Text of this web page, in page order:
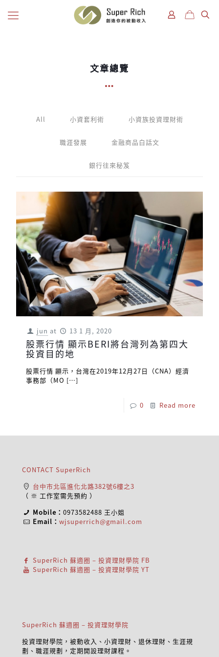
文章總覽
All 小資套利術 小資族投資理財術
職涯發展 金融商品白話文
銀行往來秘笈
jun at 13 1 月, 2020
股票行情 顯示BERI將台灣列為第四大
投資目的地
股票行情 顯示，台灣在2019年12月27日（CNA）經濟
事務部（MO […]
0 Read more
CONTACT SuperRich
台中市北區進化北路382號6樓之3
（ ※ 工作室需先預約 ）
Mobile：0973582488 王小姐
Email：wjsuperrich@gmail.com
SuperRich 蘇適圈 – 投資理財學院 FB
SuperRich 蘇適圈 – 投資理財學院 YT
SuperRich 蘇適圈 – 投資理財學院
投資理財學院，被動收入、小資理財、退休理財、生涯規
劃、職涯規劃，定期開設理財課程。